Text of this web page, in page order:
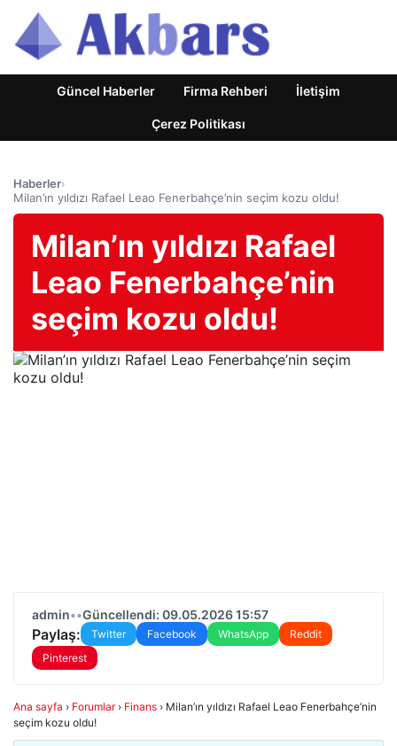
Güncel Haberler Firma Rehberi İletişim
Çerez Politikası
Haberler›
Milan’ın yıldızı Rafael Leao Fenerbahçe’nin seçim kozu oldu!
Milan’ın yıldızı Rafael
Leao Fenerbahçe’nin
seçim kozu oldu!
admin••Güncellendi: 09.05.2026 15:57
Paylaş: Twitter Facebook WhatsApp
Reddit
Pinterest
Ana sayfa › Forumlar › Finans › Milan’ın yıldızı Rafael Leao Fenerbahçe’nin
seçim kozu oldu!